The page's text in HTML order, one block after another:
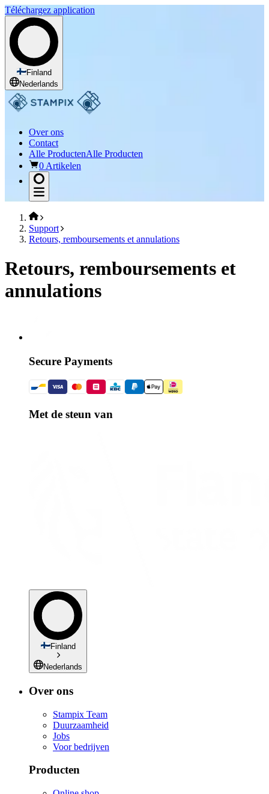
Téléchargez application
Finland
Nederlands
Over ons
Contact
Alle ProductenAlle Producten
0 Artikelen
Support
Retours, remboursements et annulations
Retours, remboursements et
annulations
Secure Payments
Met de steun van
Finland
Nederlands
Over ons
Stampix Team
Duurzaamheid
Jobs
Voor bedrijven
Producten